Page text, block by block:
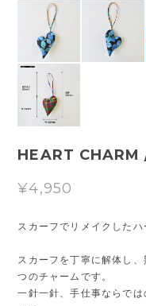
HEART
¥4,950
スカーフでリメイクしたハ
スカーフを丁寧に解体し
つのチャームです。
一針一針、手仕事ならで